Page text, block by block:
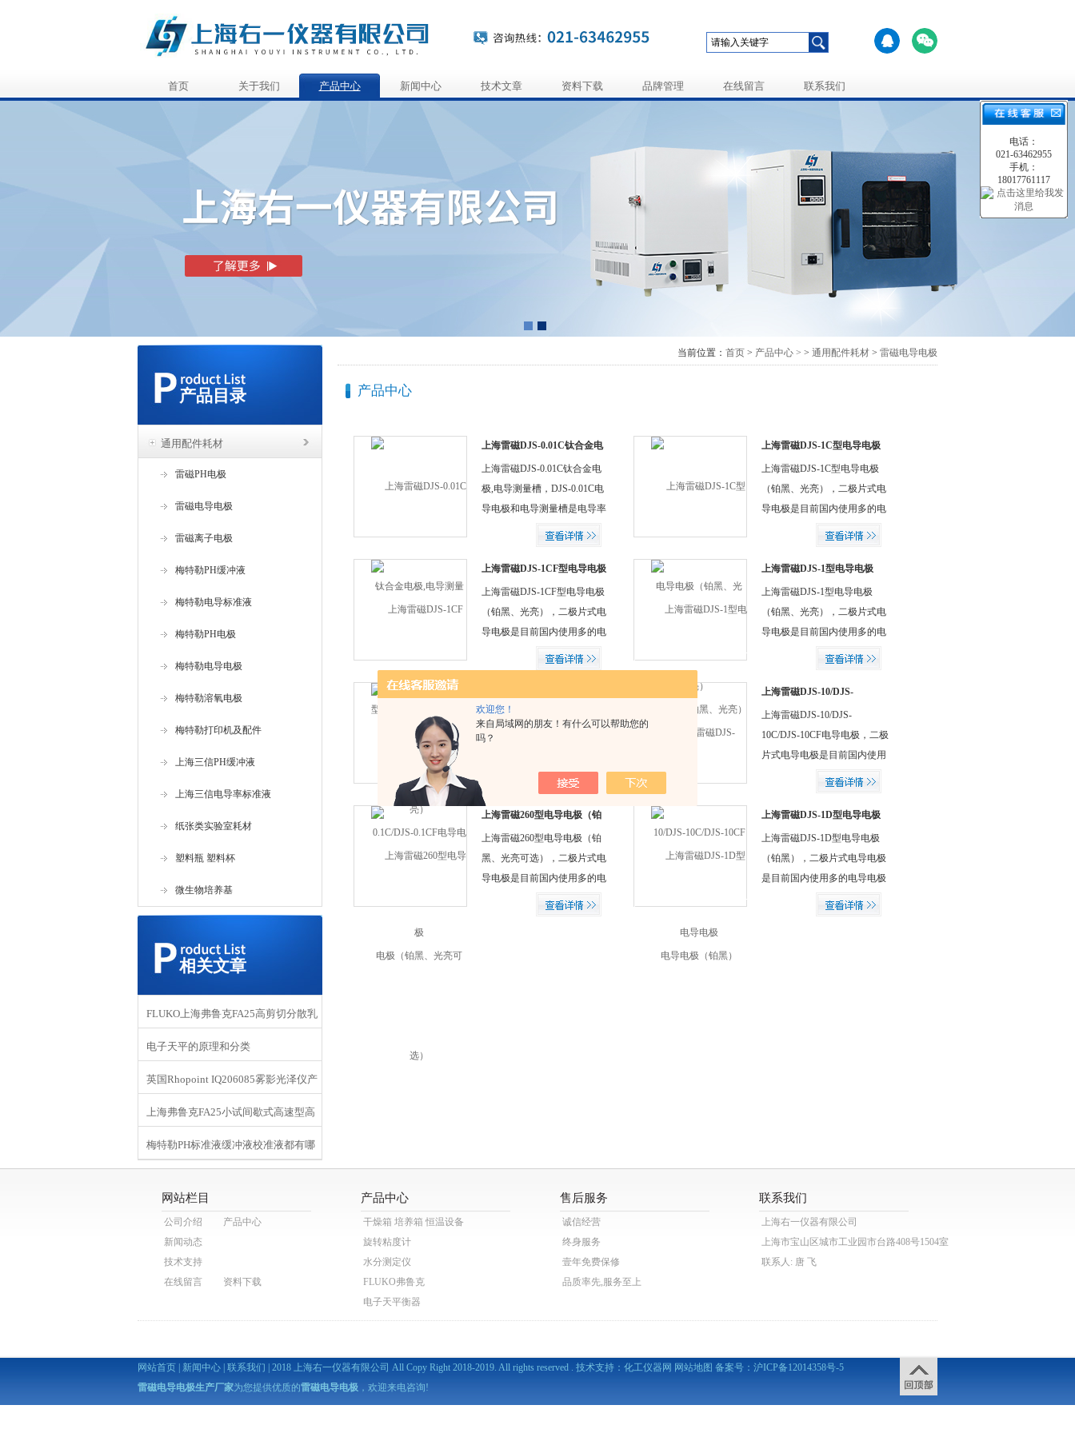
欢迎您！
来自局域网的朋友！有什么可以帮助您的
吗？
首页 关于我们 产品中心 新闻中心 技术文章 资料下载 品牌管理 在线留言 联系我们
产品目录
通用配件耗材
雷磁PH电极
雷磁电导电极
雷磁离子电极
梅特勒PH缓冲液
梅特勒电导标准液
梅特勒PH电极
梅特勒电导电极
梅特勒溶氧电极
梅特勒打印机及配件
上海三信PH缓冲液
上海三信电导率标准液
纸张类实验室耗材
塑料瓶 塑料杯
微生物培养基
相关文章
FLUKO上海弗鲁克FA25高剪切分散乳
化机
电子天平的原理和分类
英国Rhopoint IQ206085雾影光泽仪产
品简介
上海弗鲁克FA25小试间歇式高速型高
剪切分散乳化机参数
梅特勒PH标准液缓冲液校准液都有哪
当前位置： 首页 > 产品中心 > > 通用配件耗材 > 雷磁电导电极
产品中心
上海雷磁DJS-0.01C钛合金电
极,电导测量槽
上海雷磁DJS-0.01C钛合金电
极,电导测量槽，DJS-0.01C电
导电极和电导测量槽是电导率
仪的测量元件，用于测量高电
水、海水、纯水或高纯水或常
规实验室的电导率测量或者说
电导滴定。
上海雷磁DJS-1C型电导电极
（铂黑、光亮）
上海雷磁DJS-1C型电导电极
（铂黑、光亮），二极片式电
导电极是目前国内使用多的电
导电极类型，实验室二极片式
在平行玻璃片上，或圆形玻璃
管的内壁上，调节铂片的面积
和距离，就可以制成不同常数
值的电导电极。铂黑电导电极
上海雷磁DJS-1CF型电导电极
（铂黑、光亮）
上海雷磁DJS-1CF型电导电极
（铂黑、光亮），二极片式电
导电极是目前国内使用多的电
导电极类型，实验室二极片式
电导电极的结构是将铂片烧结
管的内壁上，调节铂片的面积
和距离，就可以制成不同常数
可有效防止在测定较高电导率
溶液时出现极化现象。
上海雷磁DJS-1型电导电极
（铂黑、光亮）
上海雷磁DJS-1型电导电极
（铂黑、光亮），二极片式电
导电极是目前国内使用多的电
导电极类型，实验室二极片式
在平行玻璃片上，或圆形玻璃
管的内壁上，调节铂片的面积
和距离，就可以制成不同常数
值的电导电极。铂黑电导电极
0.1CF电导电极
上海雷磁DJS-0.1/DJS-
0.1C/DJS-0.1CF电导电极，二
用多的电导电极类型，实验室
二极片式电导电极的结构是将
铂片烧结在平行玻璃片上，或
圆形玻璃管的内壁上，调节铂
片的面积和距离，就可以制成
不同常数值的电导电极。铂黑
上海雷磁DJS-10/DJS-
10C/DJS-10CF电导电极
上海雷磁DJS-10/DJS-
10C/DJS-10CF电导电极，二极
片式电导电极是目前国内使用
多的电导电极类型，实验室二
片烧结在平行玻璃片上，或圆
形玻璃管的内壁上，调节铂片
的面积和距离，就可以制成不
同常数值的电导电极。铂黑电
上海雷磁260型电导电极（铂
黑、光亮可选）
上海雷磁260型电导电极（铂
黑、光亮可选），二极片式电
导电极是目前国内使用多的电
导电极类型，实验室二极片式
上海雷磁DJS-1D型电导电极
（铂黑）
上海雷磁DJS-1D型电导电极
（铂黑），二极片式电导电极
是目前国内使用多的电导电极
类型，实验室二极片式电导电
网站栏目
公司介绍
产品中心
新闻动态
技术支持
在线留言
资料下载
产品中心
干燥箱 培养箱 恒温设备
旋转粘度计
水分测定仪
FLUKO弗鲁克
电子天平衡器
售后服务
诚信经营
终身服务
壹年免费保修
品质率先,服务至上
联系我们
上海右一仪器有限公司
上海市宝山区城市工业园市台路408号1504室
联系人: 唐 飞
网站首页 新闻中心 联系我们 | 2018 上海右一仪器有限公司 All Copy Right 2018-2019. All rights reserved . 技术支持： 化工仪器网 网站地图 备案号： 沪ICP备12014358号-5
雷磁电导电极生产厂家为您提供优质的雷磁电导电极 ，欢迎来电咨询!
电话：
021-63462955
手机：
18017761117